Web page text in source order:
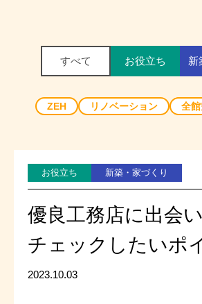
すべて お役立ち 新
ZEH リノベーション 全
お役立ち 新築・家づくり
優良工務店に出会
チェックしたいポ
2023.10.03